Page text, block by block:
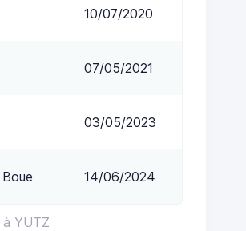
YUTZ
10/07/2020
07/05/2021
03/05/2023
14/06/2024